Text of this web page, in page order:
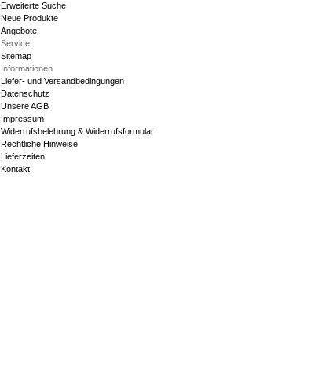
Erweiterte Suche
Neue Produkte
Angebote
Service
Sitemap
Informationen
Liefer- und Versandbedingungen
Datenschutz
Unsere AGB
Impressum
Widerrufsbelehrung & Widerrufsformular
Rechtliche Hinweise
Lieferzeiten
Kontakt